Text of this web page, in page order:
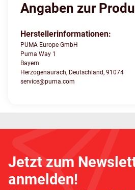
Angaben zur
Herstellerinformationen:
PUMA Europe GmbH
Puma Way 1
Bayern
Herzogenaurach, Deutschland, 91074
service@puma.com
Jetzt zum
anmelden!